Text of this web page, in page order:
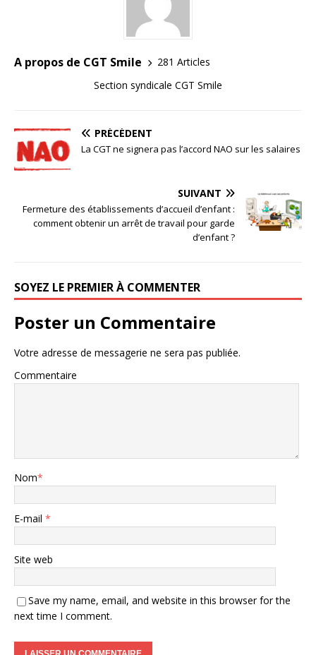
A propos de CGT Smile
281 Articles
Section syndicale CGT Smile
PRÉCÉDENT
La CGT ne signera pas l’accord NAO sur les salaires
SUIVANT
Fermeture des établissements d’accueil d’enfant :
comment obtenir un arrêt de travail pour garde
d’enfant ?
SOYEZ LE PREMIER À COMMENTER
Poster un Commentaire
Votre adresse de messagerie ne sera pas publiée.
Commentaire
Nom*
E-mail *
Site web
Save my name, email, and website in this browser for the
next time I comment.